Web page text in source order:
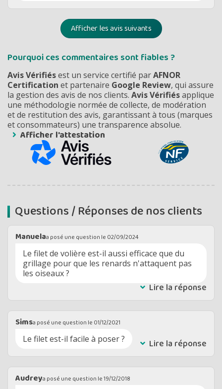
Afficher les avis suivants
Pourquoi ces commentaires sont fiables ?
Avis Vérifiésest un service certifié parAFNOR
Certification et partenaire Google Review, qui assure
la gestion des avis de nos clients. Avis Vérifiésapplique
une méthodologie normée de collecte, de modération
et de restitution des avis, garantissant à tous (marques
et consommateurs) une transparence absolue.
Afficher l'attestation
Questions / Réponses de nos clients
Manuelaa posé une question le 02/09/2024
Le filet de volière est-il aussi efficace que du
grillage pour que les renards n'attaquent pas
les oiseaux ?
Lire la réponse
Simsa posé une question le 01/12/2021
Le filet est-il facile à poser ? Lire la réponse
Audreya posé une question le19/12/2018